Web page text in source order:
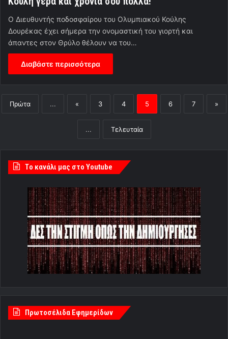
Ο Διευθυντής ποδοσφαίρου του Ολυμπιακού Κούλης
Δουρέκας έχει σήμερα την ονομαστική του γιορτή και
άπαντες στον Θρύλο θέλουν να του…
Διαβάστε περισσότερα
Πρώτα ... « 3 4 5 6 7 »
... Τελευταία
Tο κανάλι μας στο Youtube
Πρωτοσέλιδα Εφημερίδων